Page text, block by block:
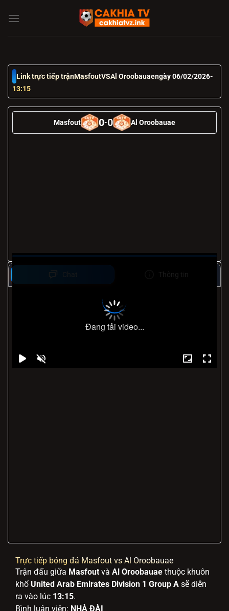
đến
Link trực tiếp trậnMasfoutVSAl Oroobauaengày 06/02/2026-
13:15
Masfout 0-0 Al Oroobauae
Đang tải video...
Chat Thông tin
Trực tiếp bóng đá Masfout vs Al Oroobauae
Trận đấu giữa Masfout và Al Oroobauae thuộc khuôn
khổ United Arab Emirates Division 1 Group A sẽ diễn
ra vào lúc 13:15.
Bình luận viên: NHÀ ĐÀI